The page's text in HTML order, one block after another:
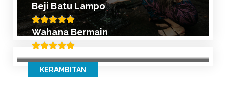
Beji Batu Lampo
KERAMBITAN
Wahana Bermain